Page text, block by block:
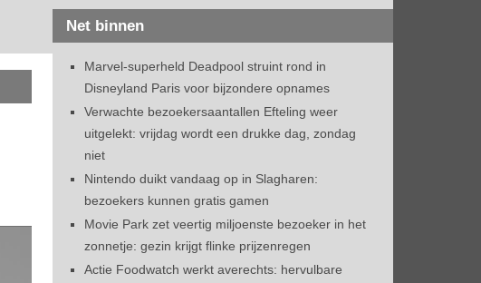
Net binnen
Marvel-superheld Deadpool struint rond in
Disneyland Paris voor bijzondere opnames
Verwachte bezoekersaantallen Efteling weer
uitgelekt: vrijdag wordt een drukke dag, zondag
niet
Nintendo duikt vandaag op in Slagharen:
bezoekers kunnen gratis gamen
Movie Park zet veertig miljoenste bezoeker in het
zonnetje: gezin krijgt flinke prijzenregen
Actie Foodwatch werkt averechts: hervulbare